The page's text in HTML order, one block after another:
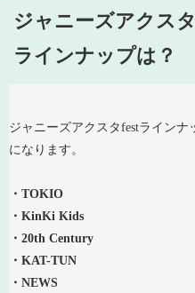
ジャニーズアクス
ラインナップは？
ジャニーズアクスタfestラインナ
になります。
・TOKIO
・KinKi Kids
・20th Century
・KAT-TUN
・NEWS